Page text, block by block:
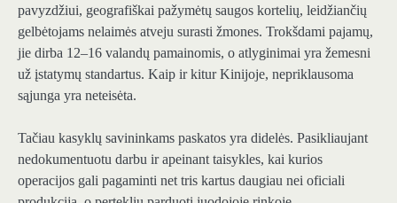
pavyzdžiui, geografiškai pažymėtų saugos kortelių, leidžiančių
gelbėtojams nelaimės atveju surasti žmones. Trokšdami pajamų,
jie dirba 12–16 valandų pamainomis, o atlyginimai yra žemesni
už įstatymų standartus. Kaip ir kitur Kinijoje, nepriklausoma
sąjunga yra neteisėta.
Tačiau kasyklų savininkams paskatos yra didelės. Pasikliaujant
nedokumentuotu darbu ir apeinant taisykles, kai kurios
operacijos gali pagaminti net tris kartus daugiau nei oficiali